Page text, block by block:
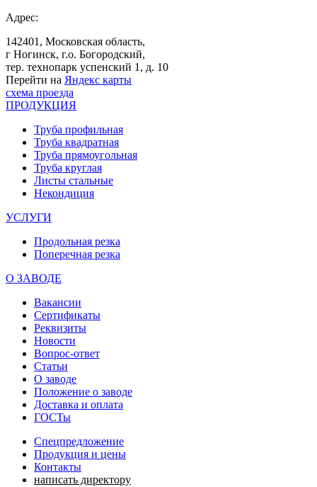
Адрес:
142401, Московская область,
г Ногинск, г.о. Богородский,
тер. технопарк успенский 1, д. 10
Перейти на Яндекс карты
схема проезда
ПРОДУКЦИЯ
Труба профильная
Труба квадратная
Труба прямоугольная
Труба круглая
Листы стальные
Некондиция
УСЛУГИ
Продольная резка
Поперечная резка
О ЗАВОДЕ
Вакансии
Сертификаты
Реквизиты
Новости
Вопрос-ответ
Статьи
О заводе
Положение о заводе
Доставка и оплата
ГОСТы
Спецпредложение
Продукция и цены
Контакты
написать директору